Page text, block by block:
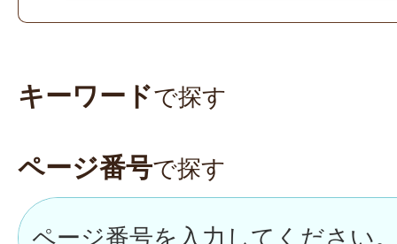
キーワードで探す
ページ番号で探す